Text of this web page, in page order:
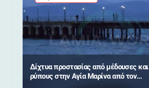
Δίχτυα προστασίας από μέδουσες και
ρύπους στην Αγία Μαρίνα από τον